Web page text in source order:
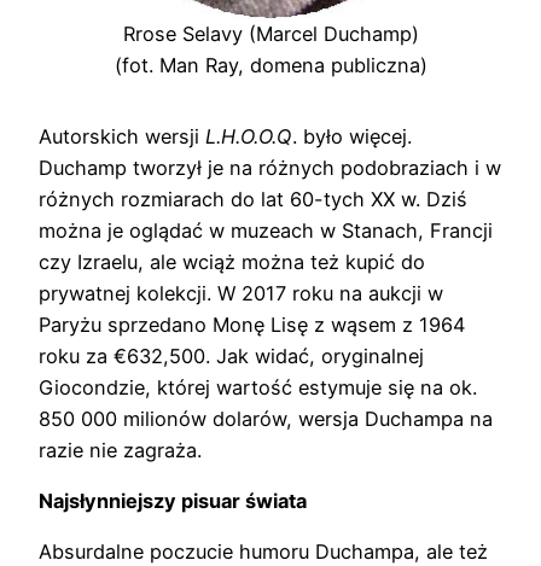
Rrose Selavy (Marcel Duchamp)
(fot. Man Ray, domena publiczna)
Autorskich wersji L.H.O.O.Q. było więcej.
Duchamp tworzył je na różnych podobraziach i w
różnych rozmiarach do lat 60-tych XX w. Dziś
można je oglądać w muzeach w Stanach, Francji
czy Izraelu, ale wciąż można też kupić do
prywatnej kolekcji. W 2017 roku na aukcji w
Paryżu sprzedano Monę Lisę z wąsem z 1964
roku za €632,500. Jak widać, oryginalnej
Giocondzie, której wartość estymuje się na ok.
850 000 milionów dolarów, wersja Duchampa na
razie nie zagraża.
Najsłynniejszy pisuar świata
Absurdalne poczucie humoru Duchampa, ale też